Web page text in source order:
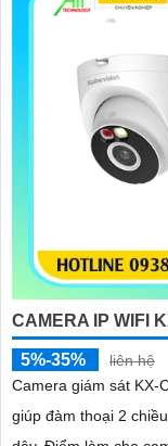
CAMERA IP WIFI
5%-35%
liên hệ
Camera giám sát KX-
giúp đàm thoại 2